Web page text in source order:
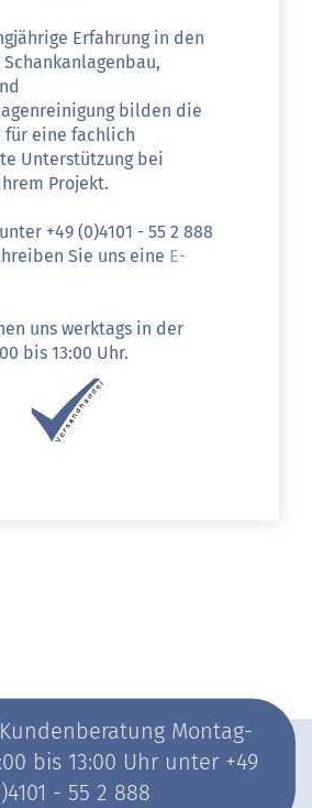
Erfahrung in den
bilden die
für eine fachlich
Unterstützung bei
Projekt.
+49 (0)4101 - 55 2 888
Sie uns eine E-
uns werktags in der
bis 13:00 Uhr.
Montag-
bis 13:00 Uhr unter +49
- 55 2 888